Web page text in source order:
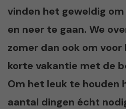
vinden het geweldig
en neer te gaan. We
zomer dan ook om
korte vakantie met de
Om het leuk te houden
aantal dingen écht